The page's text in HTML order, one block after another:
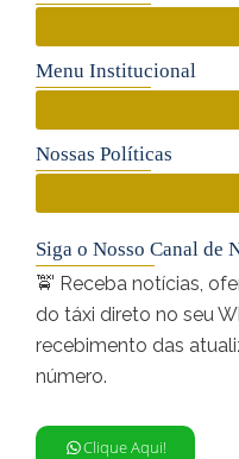
Menu Institucional
Nossas Políticas
Siga o Nosso Canal de
🚖 Receba notícias,
do táxi direto no seu
recebimento das
número.
Clique Aqui!